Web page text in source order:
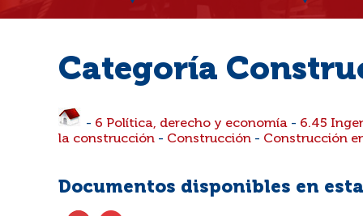
Categoría
- 6 Política, derecho y economía - 6.45
la construcción - Construcción - Construcción
Documentos disponibles en